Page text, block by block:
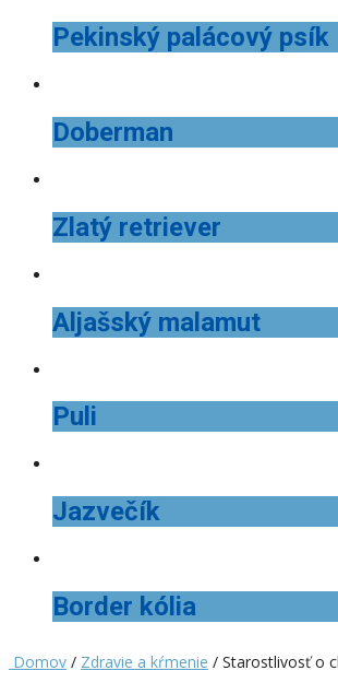
Pekinský palácový psík
Doberman
Zlatý retriever
Aljašský malamut
Puli
Jazvečík
Border kólia
Domov / Zdravie a kŕmenie / Starostlivosť o